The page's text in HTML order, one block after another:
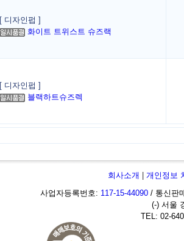
[ 디자인펍 ]
화이트 트위스트 슈즈랙
[ 디자인펍 ]
블랙하트슈즈렉
회사소개
개인정보
사업자등록번호: 117-15-44090/ 통신판
(-) 서울
TEL: 02-